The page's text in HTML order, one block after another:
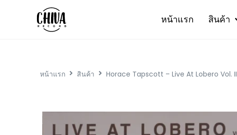
หน้าแรก สินค้า
หน้าแรก สินค้า Horace Tapscott – Live At Lobero Vol. II